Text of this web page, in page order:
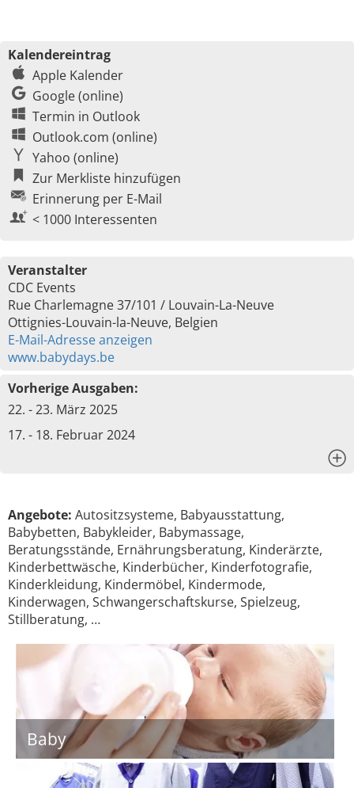
Kalendereintrag
Apple Kalender
Google (online)
Termin in Outlook
Outlook.com (online)
Yahoo (online)
Zur Merkliste hinzufügen
Erinnerung per E-Mail
< 1000 Interessenten
Veranstalter
CDC Events
Rue Charlemagne 37/101 / Louvain-La-Neuve
Ottignies-Louvain-la-Neuve, Belgien
E-Mail-Adresse anzeigen
www.babydays.be
Vorherige Ausgaben:
22. - 23. März 2025
17. - 18. Februar 2024
Angebote: Autositzsysteme, Babyausstattung,
Babybetten, Babykleider, Babymassage,
Beratungsstände, Ernährungsberatung, Kinderärzte,
Kinderbettwäsche, Kinderbücher, Kinderfotografie,
Kinderkleidung, Kindermöbel, Kindermode,
Kinderwagen, Schwangerschaftskurse, Spielzeug,
Stillberatung, …
Baby